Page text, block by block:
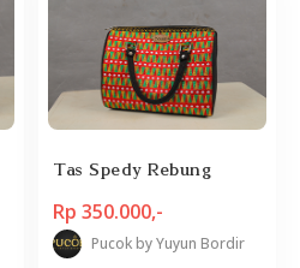
Tas Spedy Rebung
Rp 350.000,-
Pucok by Yuyun Bordir